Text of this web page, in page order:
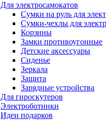
Для электросамокатов
Сумки на руль для
Сумки-чехлы для
Корзины
Замки противоугонные
Детские аксессуары
Сиденье
Зеркала
Защита
Зарядные устройства
Для гироскутеров
Электроботинки
Идеи подарков